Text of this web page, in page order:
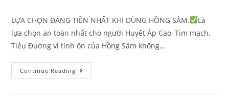
LỰA CHỌN ĐÁNG TIỀN NHẤT KHI DÙNG HỒNG SÂM.
Là
lựa chọn an toàn nhất cho người Huyết Áp Cao, Tim mạch,
Tiẻu Đuờng vì tính ôn của Hồng Sâm không…
Continue Reading
SÂM